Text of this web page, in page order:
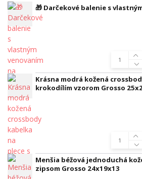
🎁 Darčekové balenie s
Krásna modrá kožená
krokodílím vzorom Grosso
Menšia béžová jednoduchá
zipsom Grosso 24x19x13